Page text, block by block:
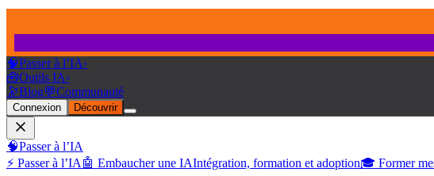
🧠Passer à l’IA›
🧰Outils IA›
🔭Blog💬Communauté
Connexion Découvrir
🧠Passer à l’IA
⚡ Passer à l’IA 🤖 Embaucher une IAIntégration, formation et adoption🎓 Former